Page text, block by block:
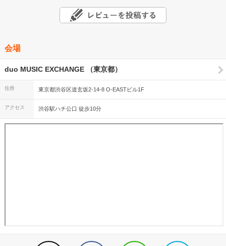
会場
duo MUSIC EXCHANGE （東京都）
住所 東京都渋谷区道玄坂2-14-8 O-EASTビル1F
アクセス 渋谷駅ハチ公口 徒歩10分